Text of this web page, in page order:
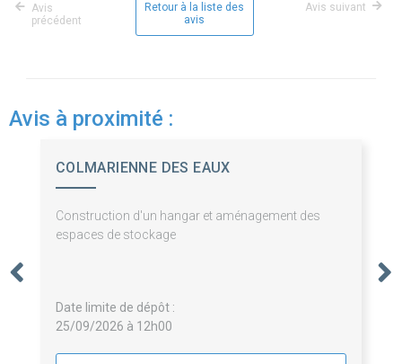
Avis
précédent
Retour à la liste des
avis
Avis suivant
Avis à proximité :
COLMARIENNE DES EAUX
Construction d'un hangar et aménagement des
espaces de stockage
Date limite de dépôt :
25/09/2026 à 12h00